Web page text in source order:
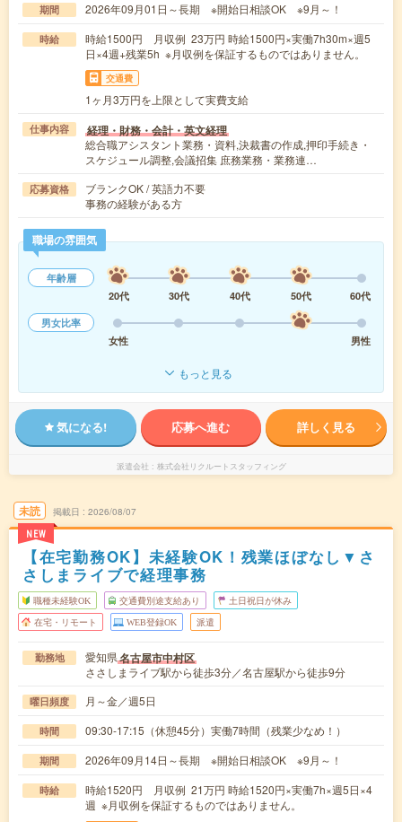
期間 2026年09月01日～長期 ※開始日相談OK ※9月～！
時給
時給1500円 月収例 23万円 時給1500円×実働7h30m×週5
日×4週+残業5h ※月収例を保証するものではありません。
交通費
1ヶ月3万円を上限として実費支給
仕事内容 経理・財務・会計・英文経理
総合職アシスタント業務・資料,決裁書の作成,押印手続き・
スケジュール調整,会議招集 庶務業務・業務連…
応募資格
ブランクOK / 英語力不要
事務の経験がある方
職場の雰囲気
年齢層
20代
30代 40代 50代
60代
男女比率
女性
男性
もっと見る
気になる! 応募へ進む 詳しく見る
派遣会社 株式会社リクルートスタッフィング
未読
NEW
掲載日 2026/08/07
【在宅勤務OK】未経験OK！残業ほぼなし▼さ
さしまライブで経理事務
職種未経験OK 交通費別途支給あり 土日祝日が休み
在宅・リモート WEB登録OK 派遣
勤務地 愛知県名古屋市中村区
ささしまライブ駅から徒歩3分／名古屋駅から徒歩9分
曜日頻度 月～金／週5日
時間 09:30-17:15（休憩45分）実働7時間（残業少なめ！）
期間 2026年09月14日～長期 ※開始日相談OK ※9月～！
時給
時給1520円 月収例 21万円 時給1520円×実働7h×週5日×4
週 ※月収例を保証するものではありません。